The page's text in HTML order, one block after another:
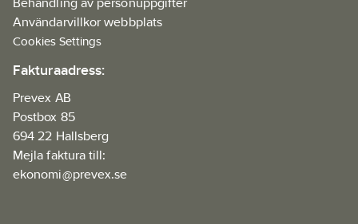
Användarvillkor webbplats
Cookies Settings
Fakturaadress:
Prevex AB
Postbox 85
694 22 Hallsberg
Mejla faktura till:
ekonomi@prevex.se